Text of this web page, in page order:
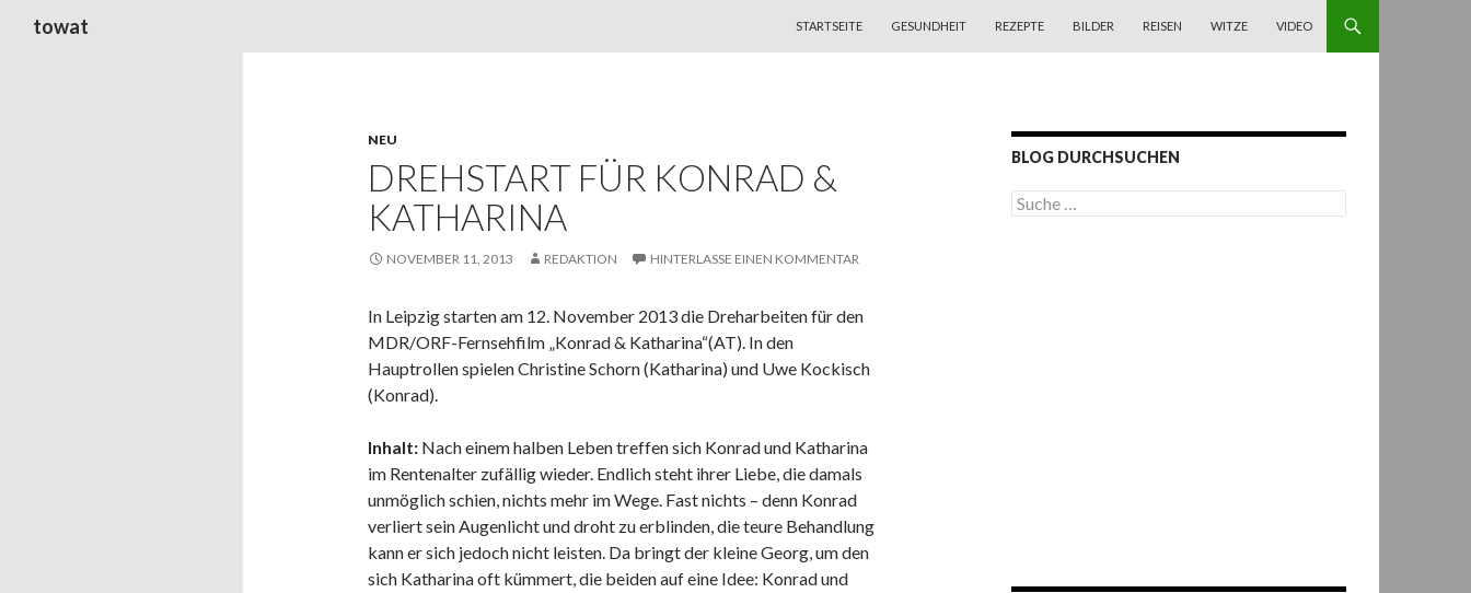
towat
STARTSEITE
GESUNDHEIT REZEPTE BILDER REISEN WITZE VIDEO
NEU
DREHSTART FÜR KONRAD &
KATHARINA
NOVEMBER 11, 2013 REDAKTION HINTERLASSE EINEN KOMMENTAR
In Leipzig starten am 12. November 2013 die Dreharbeiten für den
MDR/ORF-Fernsehfilm „Konrad & Katharina“(AT). In den
Hauptrollen spielen Christine Schorn (Katharina) und Uwe Kockisch
(Konrad).
Inhalt: Nach einem halben Leben treffen sich Konrad und Katharina
im Rentenalter zufällig wieder. Endlich steht ihrer Liebe, die damals
unmöglich schien, nichts mehr im Wege. Fast nichts – denn Konrad
verliert sein Augenlicht und droht zu erblinden, die teure Behandlung
kann er sich jedoch nicht leisten. Da bringt der kleine Georg, um den
sich Katharina oft kümmert, die beiden auf eine Idee: Konrad und
BLOG DURCHSUCHEN
S
u